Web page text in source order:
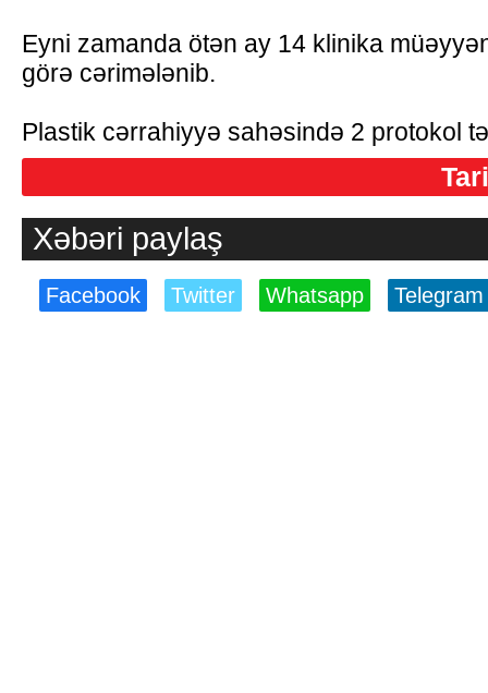
Eyni zamanda ötən ay 14 klinika
görə cərimələnib.
Plastik cərrahiyyə sahəsində 2 protokol
Xəbəri paylaş
Facebook Twitter Whatsapp Telegram